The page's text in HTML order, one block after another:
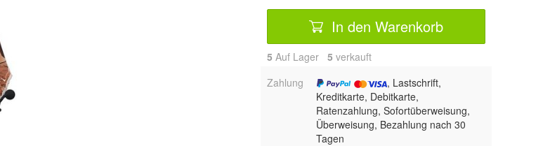
In den Warenkorb
5 Auf Lager 5 verkauft
Zahlung
, Lastschrift,
Kreditkarte, Debitkarte,
Ratenzahlung, Sofortüberweisung,
Überweisung, Bezahlung nach 30
Tagen